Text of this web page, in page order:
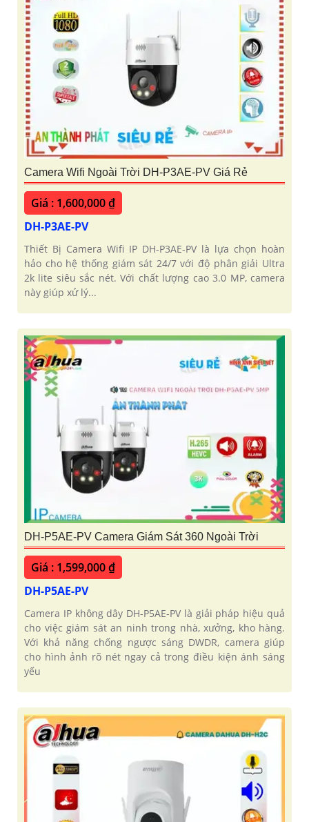
Camera Wifi Ngoài Trời DH-P3AE-PV Giá Rẻ
Giá : 1,600,000 ₫
DH-P3AE-PV
Thiết Bị Camera Wifi IP DH-P3AE-PV là lựa chọn hoàn
hảo cho hệ thống giám sát 24/7 với độ phân giải Ultra
2k lite siêu sắc nét. Với chất lượng cao 3.0 MP, camera
này giúp xử lý...
DH-P5AE-PV Camera Giám Sát 360 Ngoài Trời
Giá : 1,599,000 ₫
DH-P5AE-PV
Camera IP không dây DH-P5AE-PV là giải pháp hiệu quả
cho việc giám sát an ninh trong nhà, xưởng, kho hàng.
Với khả năng chống ngược sáng DWDR, camera giúp
cho hình ảnh rõ nét ngay cả trong điều kiện ánh sáng
yếu